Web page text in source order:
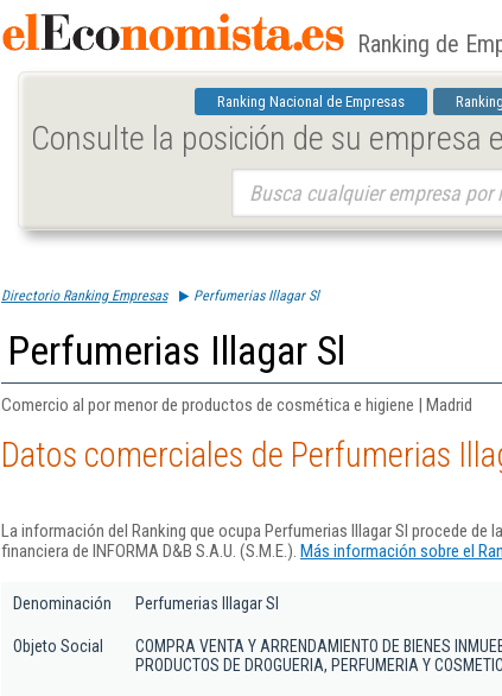
Ranking de
Ranking Nacional de Empresas
Consulte la posición de su empresa
Directorio Ranking Empresas Perfumerias Illagar Sl
Perfumerias Illagar Sl
Comercio al por menor de productos de cosmética e higiene | Madrid
Datos comerciales de Perfumerias
La información del Ranking que ocupa Perfumerias Illagar Sl procede de
financiera de INFORMA D&B S.A.U. (S.M.E.). Más información sobre el
Denominación Perfumerias Illagar Sl
Objeto Social
COMPRA VENTA Y ARRENDAMIENTO DE BIENES
PRODUCTOS DE DROGUERIA, PERFUMERIA Y